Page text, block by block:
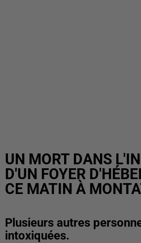
UN MORT DANS
D'UN FOYER
CE MATIN À
Plusieurs autres
intoxiquées.